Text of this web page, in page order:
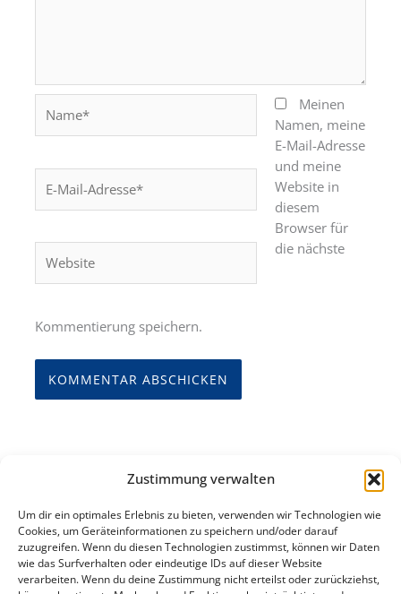
Zustimmung verwalten
Um dir ein optimales Erlebnis zu bieten, verwenden wir Technologien wie
Cookies, um Geräteinformationen zu speichern und/oder darauf
zuzugreifen. Wenn du diesen Technologien zustimmst, können wir Daten
wie das Surfverhalten oder eindeutige IDs auf dieser Website
verarbeiten. Wenn du deine Zustimmung nicht erteilst oder zurückziehst,
Mail-
Meinen
Namen, meine
E-Mail-Adresse
und meine
Website in
diesem
Browser für
die nächste
Kommentierung speichern.
Standorte
Hagen
AStA
Kontakt
Social